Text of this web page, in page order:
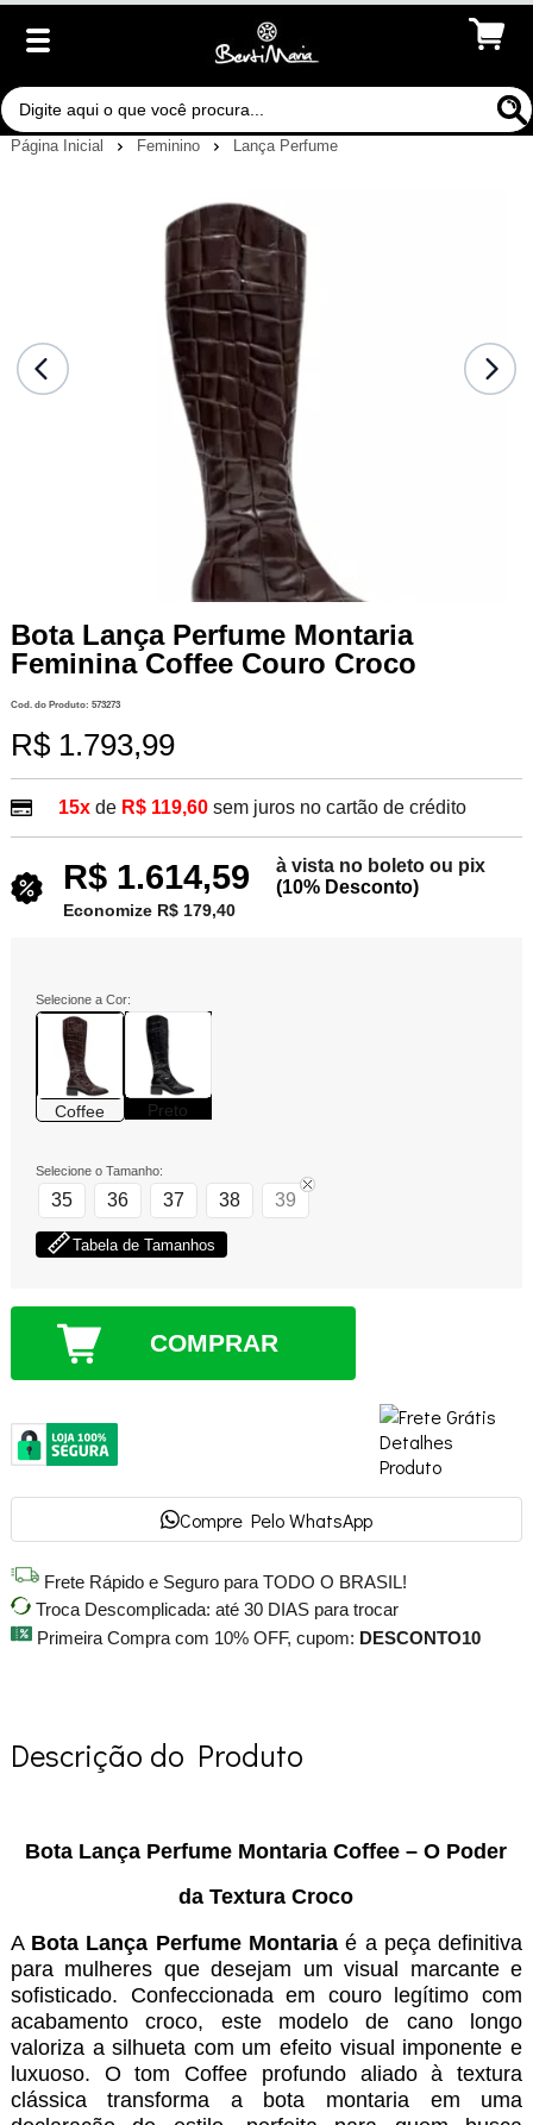
Página Inicial Feminino Lança Perfume
Bota Lança Perfume Montaria
Feminina Coffee Couro Croco
Cod. do Produto: 573273
R$ 1.793,99
15xde R$ 119,60 sem juros no cartão de crédito
R$ 1.614,59
à vista no boleto ou pix
(10% Desconto)
Economize R$ 179,40
Selecione a Cor:
Coffee Preto
Selecione o Tamanho:
35 36 37 38 39
Tabela de Tamanhos
COMPRAR
Compre Pelo WhatsApp
Frete Rápido e Seguro para TODO O BRASIL!
Troca Descomplicada: até 30 DIAS para trocar
Primeira Compra com 10% OFF, cupom: DESCONTO10
Descrição do Produto
Bota Lança Perfume Montaria Coffee – O Poder
da Textura Croco
A Bota Lança Perfume Montaria é a peça definitiva
para mulheres que desejam um visual marcante e
sofisticado. Confeccionada em couro legítimo com
acabamento croco, este modelo de cano longo
valoriza a silhueta com um efeito visual imponente e
luxuoso. O tom Coffee profundo aliado à textura
clássica transforma a bota montaria em uma